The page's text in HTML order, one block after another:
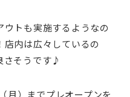
トも実施するようなの
内は広々しているの
さそうです♪
月）までプレオープンを